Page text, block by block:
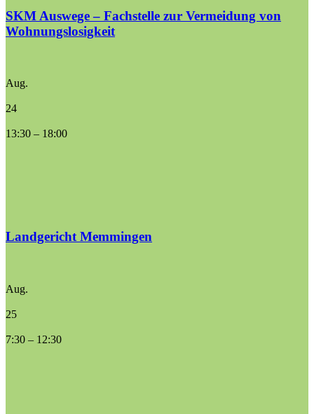
SKM Auswege – Fachstelle zur Vermeidung von
Wohnungslosigkeit
Aug.
24
13:30 – 18:00
Landgericht Memmingen
Aug.
25
7:30 – 12:30